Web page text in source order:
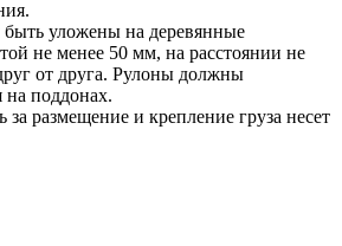
уложены на деревянные
не менее 50 мм, на расстоянии не
от друга. Рулоны должны
на поддонах.
за размещение и крепление груза несет